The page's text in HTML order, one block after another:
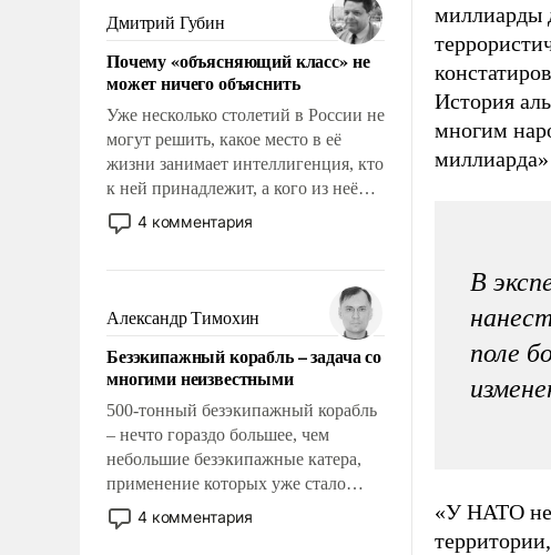
Дмитрий Губин
Почему «объясняющий класс» не
может ничего объяснить
Уже несколько столетий в России не
могут решить, какое место в её
жизни занимает интеллигенция, кто
к ней принадлежит, а кого из неё
исключили с правом
восстановления и без оного. И чем
казалось, что эти вопросы решены
раз и навсегда, но – нет, не решены.
4 комментария
Александр Тимохин
Безэкипажный корабль – задача со
многими неизвестными
500-тонный безэкипажный корабль
– нечто гораздо большее, чем
небольшие безэкипажные катера,
применение которых уже стало
обыденностью. Задача по созданию
такого корабля очень сложна и
4 комментария
миллиарды
История
многим
В
поле
«У НАТО не